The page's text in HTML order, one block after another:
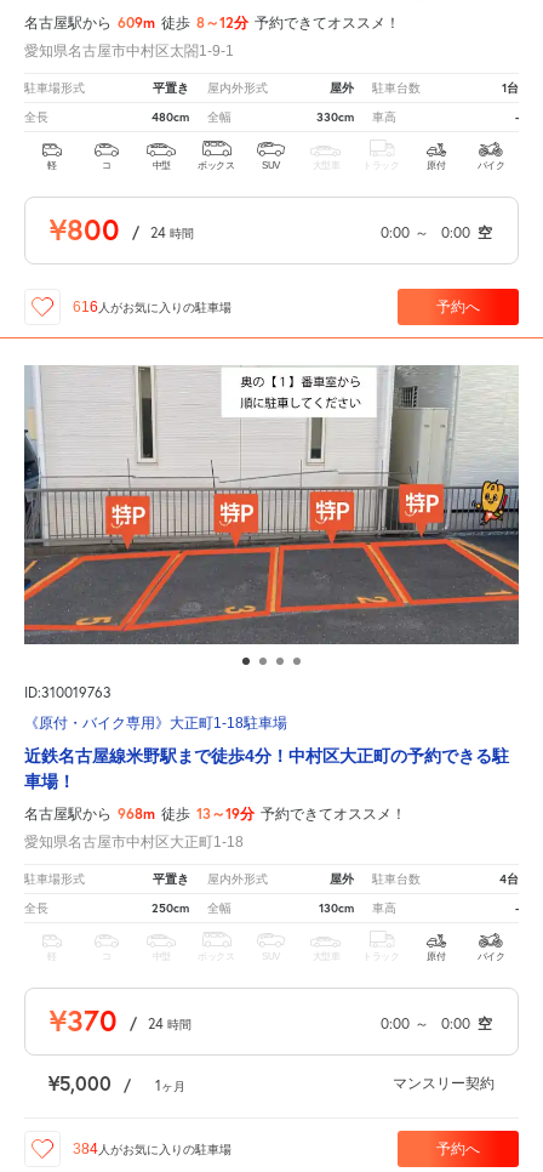
名古屋駅から 609m 徒歩 8～12分 予約できてオススメ！
愛知県名古屋市中村区太閤1-9-1
駐車場形式 平置き 屋内外形式 屋外 駐車台数 1台
全長 480cm 全幅 330cm 車高 -
軽 コ 中型 ボックス SUV 大型車 トラック 原付 バイク
¥800 / 24 時間 0:00 ～ 0:00 空
616 人がお気に入りの駐車場 予約へ
ID:310019763
《原付・バイク専用》大正町1-18駐車場
近鉄名古屋線米野駅まで徒歩4分！中村区大正町の予約できる駐
車場！
名古屋駅から 968m 徒歩 13～19分 予約できてオススメ！
愛知県名古屋市中村区大正町1-18
駐車場形式 平置き 屋内外形式 屋外 駐車台数 4台
全長 250cm 全幅 130cm 車高 -
軽 中型 ボックス SUV 大型車 トラック 原付 バイク
¥370 / 24 時間 0:00 ～ 0:00 空
¥5,000 / 1ヶ月 マンスリー契約
384 人がお気に入りの駐車場 予約へ